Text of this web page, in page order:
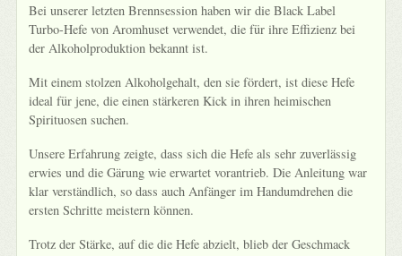
Bei unserer letzten Brennsession haben wir die Black Label
Turbo-Hefe von Aromhuset verwendet, die für ihre Effizienz bei
der Alkoholproduktion bekannt ist.
Mit einem stolzen Alkoholgehalt, den sie fördert, ist diese Hefe
ideal für jene, die einen stärkeren Kick in ihren heimischen
Spirituosen suchen.
Unsere Erfahrung zeigte, dass sich die Hefe als sehr zuverlässig
erwies und die Gärung wie erwartet vorantrieb. Die Anleitung war
klar verständlich, so dass auch Anfänger im Handumdrehen die
ersten Schritte meistern können.
Trotz der Stärke, auf die die Hefe abzielt, blieb der Geschmack